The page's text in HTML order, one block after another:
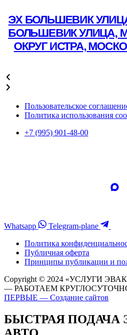
ЭХ БОЛЬШЕВИК
БОЛЬШЕВИК УЛИЦА,
ОКРУГ ИСТРА,
Пользовательское
Политика использования
+7 (995) 901-48-00
Whatsapp
Telegram-plane
Политика
Публичная оферта
Принципы публикации и
Copyright © 2024 «УСЛУГИ
— РАБОТАЕМ КРУГЛОСУТОЧНО!
ПЕРВЫЕ — Создание сайтов
БЫСТРАЯ ПОДАЧА